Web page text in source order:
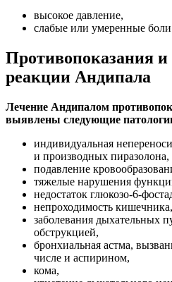
высокое давление,
слабые или умеренные
Противопоказания
реакции Андипала
Лечение Андипалом
выявлены следующие
индивидуальная
и производных пиразолона,
подавление
тяжелые нарушения
недостаток глюкозо-6-
непроходимость кишечника,
заболевания дыхательных
обструкцией,
бронхиальная астма,
числе и аспирином,
кома,